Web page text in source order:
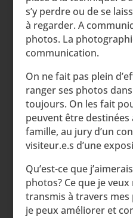
s’y perdre ou de se
à regarder. A
photos. La
communication.
On ne fait pas plein
ranger ses photos
toujours. On les fait
peuvent être destinées
famille, au jury d’un
visiteur.e.s d’une
Qu’est-ce que
photos? Ce que je
transmis à travers mes
je peux améliorer et